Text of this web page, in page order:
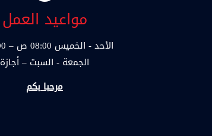
مواعيد العمل
الأحد - الخميس 08:00 ص – 05:00 م
الجمعة - السبت – أجازة
مرحبا بكم